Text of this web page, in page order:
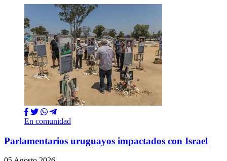
En comunidad
Parlamentarios uruguayos impactados con Israel